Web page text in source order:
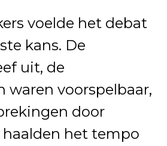
voelde het debat
kans. De
uit, de
waren voorspelbaar,
door
het tempo